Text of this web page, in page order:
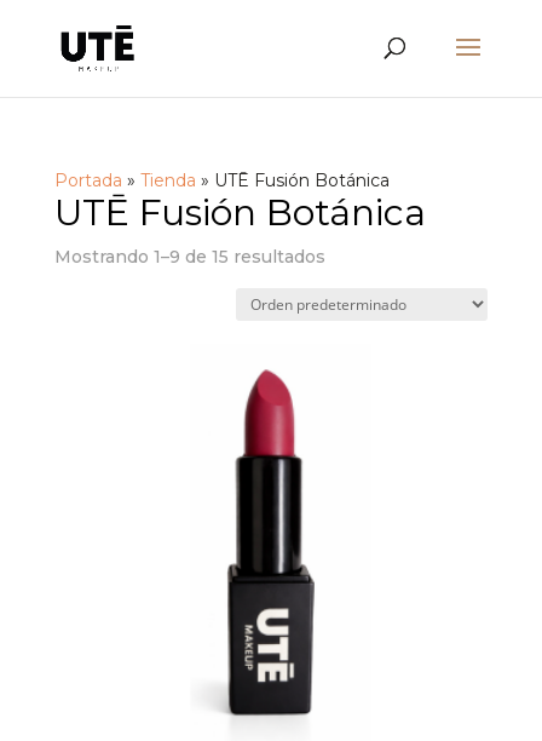
Portada » Tienda » UTĒ Fusión Botánica
UTĒ Fusión Botánica
Mostrando 1–9 de 15 resultados